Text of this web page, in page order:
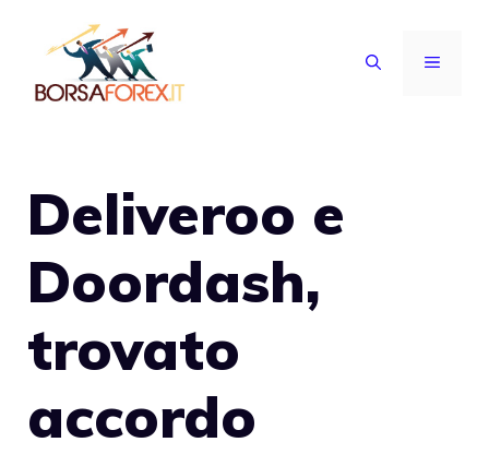
contenuto
MENU
Deliveroo e
Doordash,
trovato
accordo